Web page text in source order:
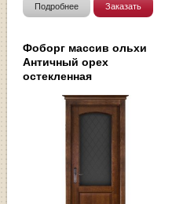
Подробнее Заказать
Фоборг массив ольхи
Античный орех
остекленная